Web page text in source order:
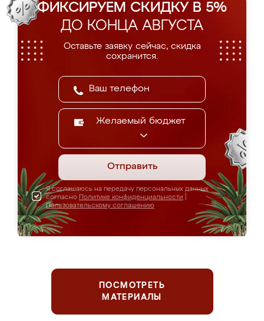
ФИКСИРУЕМ СКИДКУ В 5%
ДО КОНЦА АВГУСТА
Оставьте заявку сейчас, скидка
сохранится.
Желаемый бюджет
Отправить
Я соглашаюсь на передачу персональных данных
согласно Политике конфиденциальности
Пользовательскому соглашению
ПОСМОТРЕТЬ
МАТЕРИАЛЫ